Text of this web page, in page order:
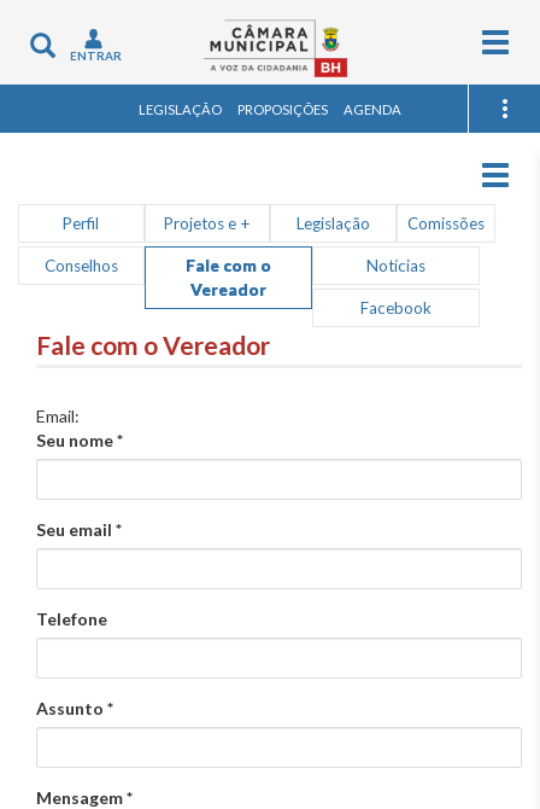
Toggle
navigation
ENTRAR
LEGISLAÇÃO PROPOSIÇÕES AGENDA
Perfil Projetos e + Legislação Comissões
Conselhos
Fale com o
Vereador
Notícias
Facebook
Fale com o Vereador
Email:
Seu nome*
Seu email *
Telefone
Assunto *
Mensagem*